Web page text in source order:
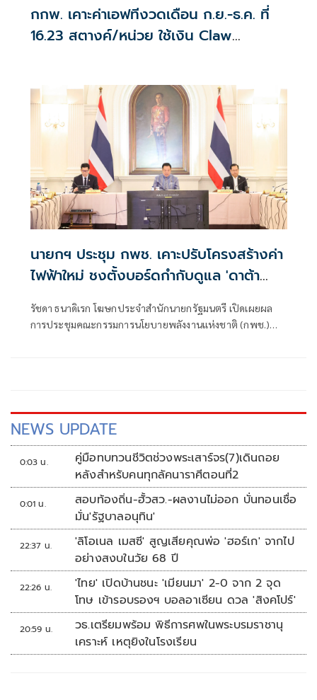
กกพ. เคาะค่าเอฟทีงวดเดือน ก.ย.-ธ.ค. ที่
16.23 สตางค์/หน่วย ใช้เงิน Claw
นายกฯ ประชุม กพช. เคาะปรับโครงสร้างค่า
ไฟฟ้าใหม่ ชงตั้งบอร์ดกำกับดูแล 'ดาต้า
รัชดา ธนาดิเรก โฆษกประจำสำนักนายกรัฐมนตรี เปิดเผยผล
การประชุมคณะกรรมการนโยบายพลังงานแห่งชาติ (กพช.)
NEWS UPDATE
0:03 น.
คู่มือทบทวนชีวิตช่วงพระเสาร์จร(7)เดินถอย
หลังสำหรับคนทุกลัคนาราศีตอนที่2
0:01 น.
สอบท้องถิ่น-ฮั้วสว.-ผลงานไม่ออก บั่นทอนเชื่อ
มั่น'รัฐบาลอนุทิน'
22:37 น.
'ลิโอเนล เมสซี' สูญเสียคุณพ่อ 'ฮอร์เก' จากไป
อย่างสงบในวัย 68 ปี
22:26 น.
'ไทย' เปิดบ้านชนะ 'เมียนมา' 2-0 จาก 2 จุด
โทษ เข้ารอบรองฯ บอลอาเซียน ดวล 'สิงคโปร์'
20:59 น.
วธ.เตรียมพร้อม พิธีการศพในพระบรมราชานุ
เคราะห์ เหตุยิงในโรงเรียน